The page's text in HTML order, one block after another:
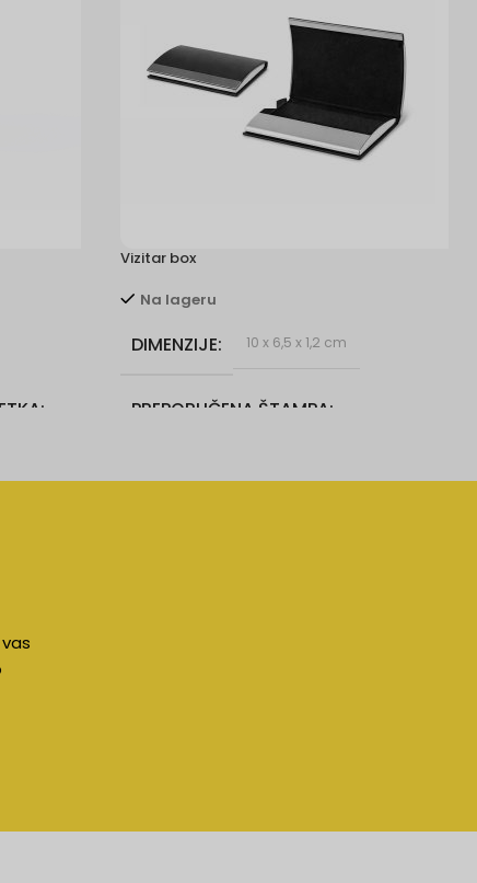
Vizitar box
Na lageru
DIMENZIJE 10 x 6,5 x 1,2 cm
PREPORUČENA ŠTAMPA